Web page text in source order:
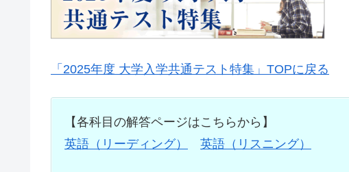
「2025年度 大学入学共通テスト特集」TOPに戻る
【各科目の解答ページはこちらから】
英語（リーディング）
英語（リスニング）